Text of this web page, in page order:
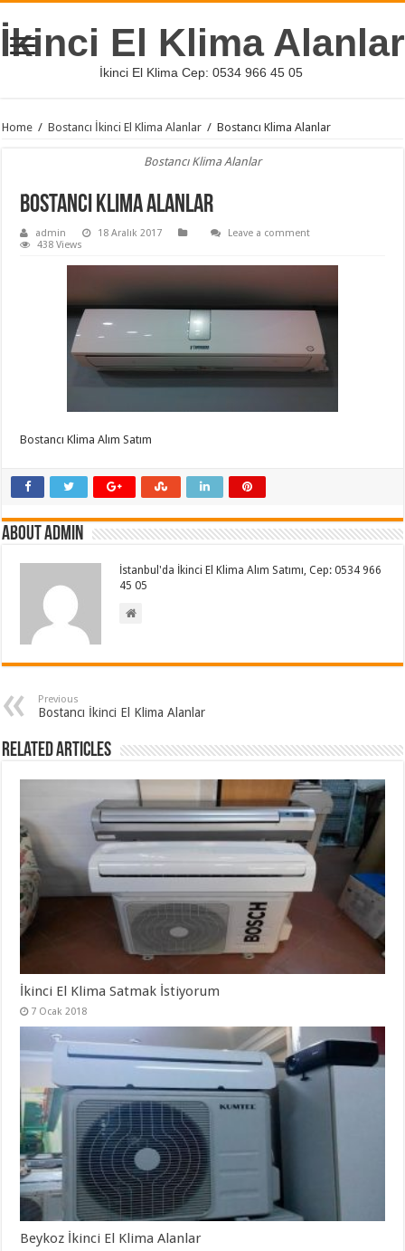
İkinci El Klima Alanlar
İkinci El Klima Cep: 0534 966 45 05
Home / Bostancı İkinci El Klima Alanlar / Bostancı Klima Alanlar
Bostancı Klima Alanlar
Bostancı Klima Alanlar
admin 18 Aralık 2017
Leave a comment
438 Views
Bostancı Klima Alım Satım
About admin
İstanbul'da İkinci El Klima Alım Satımı, Cep: 0534 966
45 05
Previous
Bostancı İkinci El Klima Alanlar
Related Articles
İkinci El Klima Satmak İstiyorum
7 Ocak 2018
Beykoz İkinci El Klima Alanlar